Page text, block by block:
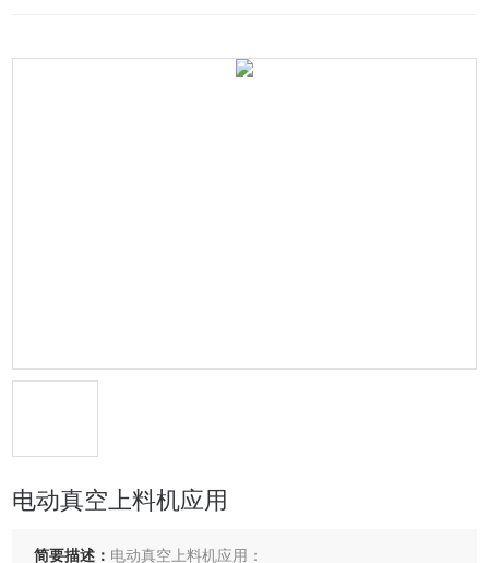
电动真空上料机应用
简要描述： 电动真空上料机应用：